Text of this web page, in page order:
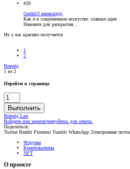
#20
Gerda13 написал(а):
Как и в современном исскустве. главное идея
Нажмите для раскрытия...
Ну у вас красиво получается
1
2
Вперёд
1 из 2
Перейти к странице
Выполнить
Вперёд Last
Войдите или зарегистрируйтесь для ответа.
Поделиться:
Twitter Reddit Pinterest Tumblr WhatsApp Электронная почта
Форумы
Криптовалюты
NFT
О проекте